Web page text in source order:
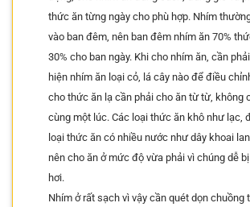
thức ăn từng ngày cho phù hợp. Nhím
vào ban đêm, nên ban đêm nhím ăn 70%
30% cho ban ngày. Khi cho nhím ăn, cần
hiện nhím ăn loại cỏ, lá cây nào để điều
cho thức ăn lạ cần phải cho ăn từ từ, không
cùng một lúc. Các loại thức ăn khô như lạc,
loại thức ăn có nhiều nước như dây khoai
nên cho ăn ở mức độ vừa phải vì chúng dễ
hơi.
Nhím ở rất sạch vì vậy cần quét dọn chuồng